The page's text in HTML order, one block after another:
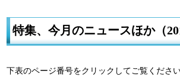
特集、今月のニュースほか（
下表のページ番号をクリックしてご覧くださ